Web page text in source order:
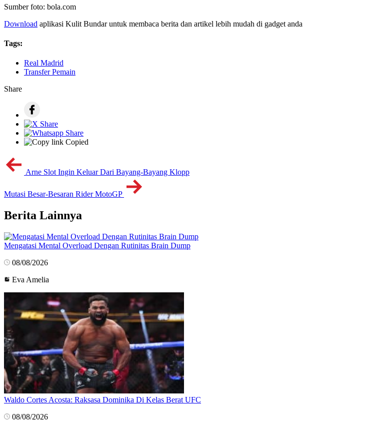
Sumber foto: bola.com
Download aplikasi Kulit Bundar untuk membaca berita dan artikel lebih mudah di gadget anda
Tags:
Real Madrid
Transfer Pemain
Share
Copied
Arne Slot Ingin Keluar Dari Bayang-Bayang Klopp
Mutasi Besar-Besaran Rider MotoGP
Berita Lainnya
Mengatasi Mental Overload Dengan Rutinitas Brain Dump
08/08/2026
Eva Amelia
Waldo Cortes Acosta: Raksasa Dominika Di Kelas Berat UFC
08/08/2026